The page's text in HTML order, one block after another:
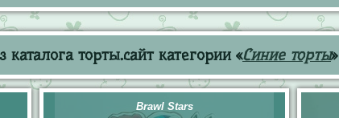
торты.сайт категории «Синие торты»
Brawl Stars